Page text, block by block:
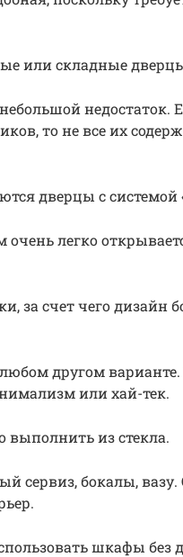
или складные
недостаток.
то не все их
дверцы с системой
легко
за счет чего дизайн
другом варианте.
или хай-тек.
из стекла.
сервиз, бокалы, вазу.
шкафы без